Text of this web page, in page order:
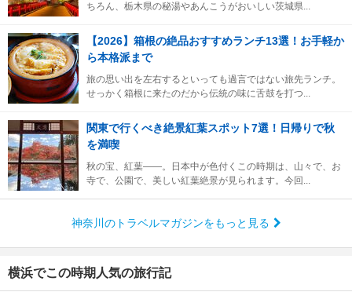
ちろん、栃木県の秘湯やあんこうがおいしい茨城県...
【2026】箱根の絶品おすすめランチ13選！お手軽か
ら本格派まで
旅の思い出を左右するといっても過言ではない旅先ランチ。
せっかく箱根に来たのだから伝統の味に舌鼓を打つ...
関東で行くべき絶景紅葉スポット7選！日帰りで秋
を満喫
秋の宝、紅葉――。日本中が色付くこの時期は、山々で、お
寺で、公園で、美しい紅葉絶景が見られます。今回...
神奈川のトラベルマガジンをもっと見る
横浜でこの時期人気の旅行記